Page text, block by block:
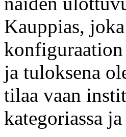
Kauppias,
ja tuloksena
tilaa vaan
kategoriassa